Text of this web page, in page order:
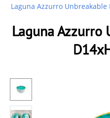
Laguna Azzurro Unbreakable
Laguna Azzurro